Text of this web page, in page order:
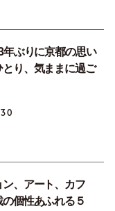
年ぶりに京都の思い
り、気ままに過ご
、アート、カフ
個性あふれる５